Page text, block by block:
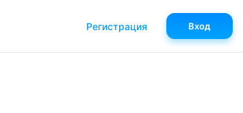
Регистрация Вход